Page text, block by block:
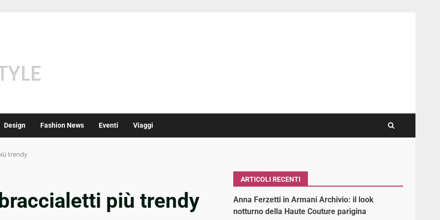
Design Fashion News Eventi Viaggi
trendy
più trendy
ARTICOLI RECENTI
Anna Ferzetti in Armani Archivio: il look
notturno della Haute Couture parigina